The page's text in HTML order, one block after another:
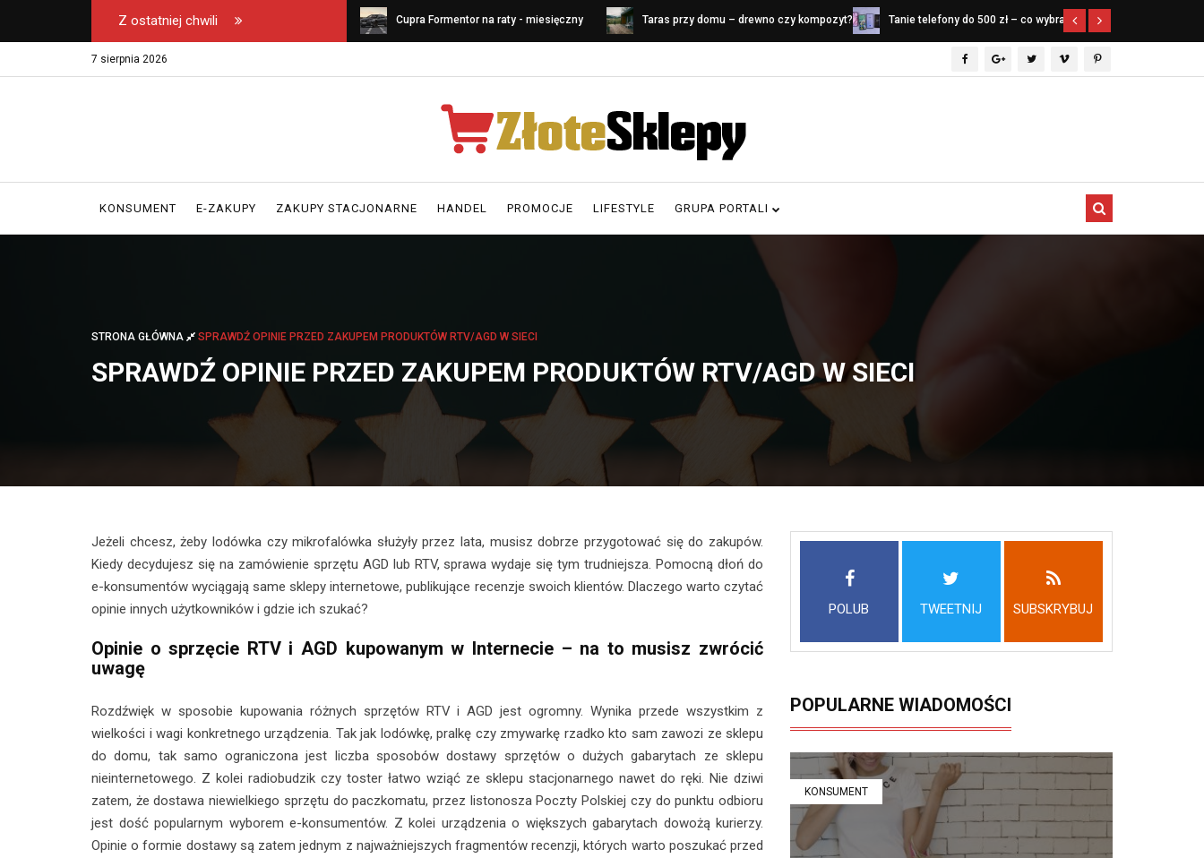
Z ostatniej chwili
Wyłączny dystrybutor kos Emel w Polsce - Cupra Formentor na raty - miesięczny Taras przy domu – drewno czy kompozyt? Tanie telefony do 500 zł – co wybrać w
7 sierpnia 2026
KONSUMENT E-ZAKUPY ZAKUPY STACJONARNE HANDEL PROMOCJE LIFESTYLE GRUPA PORTALI
STRONA GŁÓWNA SPRAWDŹ OPINIE PRZED ZAKUPEM PRODUKTÓW RTV/AGD W SIECI
SPRAWDŹ OPINIE PRZED ZAKUPEM PRODUKTÓW RTV/AGD W SIECI
​Jeżeli chcesz, żeby lodówka czy mikrofalówka służyły przez lata, musisz dobrze przygotować się do zakupów.
Kiedy decydujesz się na zamówienie sprzętu AGD lub RTV, sprawa wydaje się tym trudniejsza. Pomocną dłoń do
e-konsumentów wyciągają same sklepy internetowe, publikujące recenzje swoich klientów. Dlaczego warto czytać
opinie innych użytkowników i gdzie ich szukać?
Opinie o sprzęcie RTV i AGD kupowanym w Internecie – na to musisz zwrócić
uwagę
Rozdźwięk w sposobie kupowania różnych sprzętów RTV i AGD jest ogromny. Wynika przede wszystkim z
wielkości i wagi konkretnego urządzenia. Tak jak lodówkę, pralkę czy zmywarkę rzadko kto sam zawozi ze sklepu
do domu, tak samo ograniczona jest liczba sposobów dostawy sprzętów o dużych gabarytach ze sklepu
nieinternetowego. Z kolei radiobudzik czy toster łatwo wziąć ze sklepu stacjonarnego nawet do ręki. Nie dziwi
zatem, że dostawa niewielkiego sprzętu do paczkomatu, przez listonosza Poczty Polskiej czy do punktu odbioru
jest dość popularnym wyborem e-konsumentów. Z kolei urządzenia o większych gabarytach dowożą kurierzy.
Opinie o formie dostawy są zatem jednym z najważniejszych fragmentów recenzji, których warto poszukać przed
POLUB TWEETNIJ SUBSKRYBUJ
POPULARNE WIADOMOŚCI
KONSUMENT